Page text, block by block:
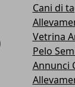
Cani di
Vetrina
Pelo
Annunci